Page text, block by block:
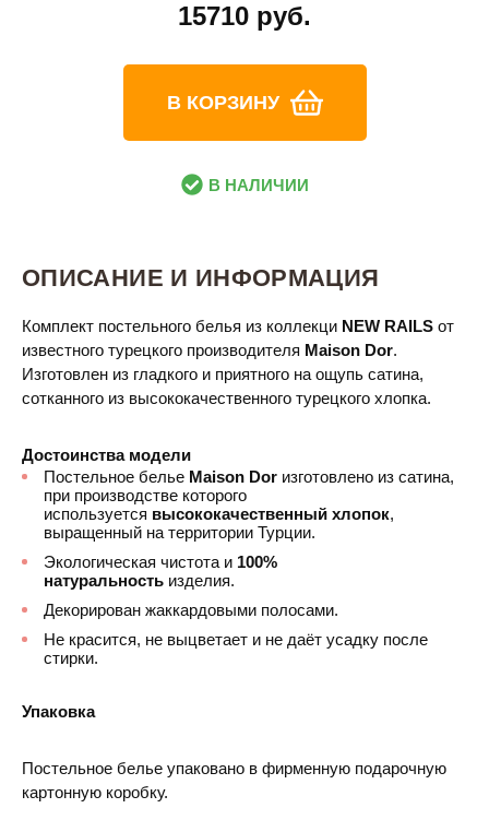
15710 руб.
В КОРЗИНУ
В НАЛИЧИИ
ОПИСАНИЕ И ИНФОРМАЦИЯ
Комплект постельного белья из коллекци NEW RAILS от
известного турецкого производителя Maison Dor​.
Изготовлен из гладкого и приятного на ощупь сатина,
сотканного из высококачественного турецкого хлопка.
Достоинства модели
Постельное белье Maison Dor изготовлено из сатина,
при производстве которого
используется высококачественный хлопок,
выращенный на территории Турции.
Экологическая чистота и 100%
натуральность изделия.
Декорирован жаккардовыми полосами.
Не красится, не выцветает и не даёт усадку после
стирки.
Упаковка
Постельное белье упаковано в фирменную подарочную
картонную коробку.